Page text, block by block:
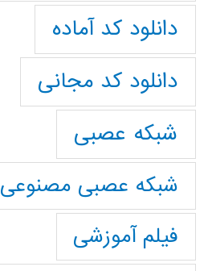
دانلود کد آماده
دانلود کد مجانی
شبکه عصبی
شبکه عصبی مصنوعی
فیلم آموزشی